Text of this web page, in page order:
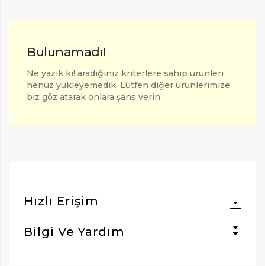
Bulunamadı!
Ne yazık ki! aradığınız kriterlere sahip ürünleri
henüz yükleyemedik. Lütfen diğer ürünlerimize
biz göz atarak onlara şans verin.
Hızlı Erişim
Bilgi Ve Yardım